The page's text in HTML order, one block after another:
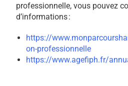
professionnelle, vous pouvez
d’informations :
https://
on-professionnelle
https://www.agefiph.fr/